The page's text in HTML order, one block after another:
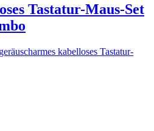
Tastatur-Maus-Set
kabelloses Tastatur-